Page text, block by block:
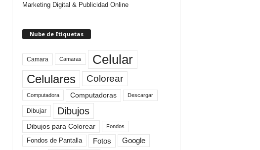
Marketing Digital & Publicidad Online
Nube de Etiquetas
Camara Camaras Celular
Celulares Colorear
Computadora Computadoras Descargar
Dibujar Dibujos
Dibujos para Colorear Fondos
Fondos de Pantalla Fotos Google